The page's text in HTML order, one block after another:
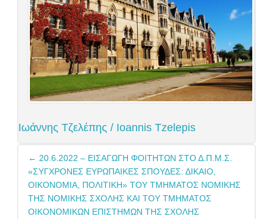
Ιωάννης Τζελέπης / Ioannis Tzelepis
Post
navigation
← 20.6.2022 – ΕΙΣΑΓΩΓΗ ΦΟΙΤΗΤΩΝ ΣΤΟ Δ.Π.Μ.Σ.
«ΣΥΓΧΡΟΝΕΣ ΕΥΡΩΠΑΙΚΕΣ ΣΠΟΥΔΕΣ: ΔΙΚΑΙΟ,
ΟΙΚΟΝΟΜΙΑ, ΠΟΛΙΤΙΚΗ» ΤΟΥ ΤΜΗΜΑΤΟΣ ΝΟΜΙΚΗΣ
ΤΗΣ ΝΟΜΙΚΗΣ ΣΧΟΛΗΣ ΚΑΙ ΤΟΥ ΤΜΗΜΑΤΟΣ
ΟΙΚΟΝΟΜΙΚΩΝ ΕΠΙΣΤΗΜΩΝ ΤΗΣ ΣΧΟΛΗΣ